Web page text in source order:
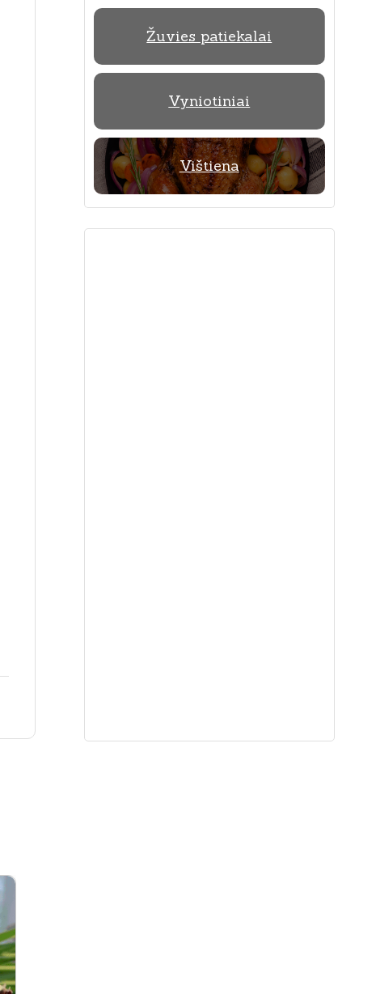
Žuvies patiekalai
Vyniotiniai
Vištiena